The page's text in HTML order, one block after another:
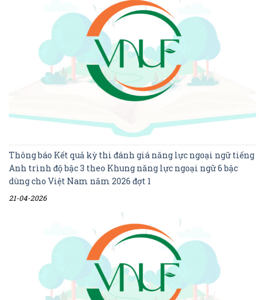
Thông báo Kết quả kỳ thi đánh giá năng lực ngoại ngữ tiếng
Anh trình độ bậc 3 theo Khung năng lực ngoại ngữ 6 bậc
dùng cho Việt Nam năm 2026 đợt 1
21-04-2026